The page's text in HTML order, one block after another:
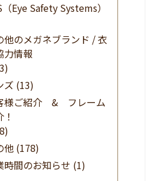
（Eye Safety Systems）
他のメガネブランド / 衣
力情報
ズ (13)
様ご紹介 & フレーム
他 (178)
時間のお知らせ (1)